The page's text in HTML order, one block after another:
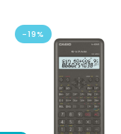
-19%